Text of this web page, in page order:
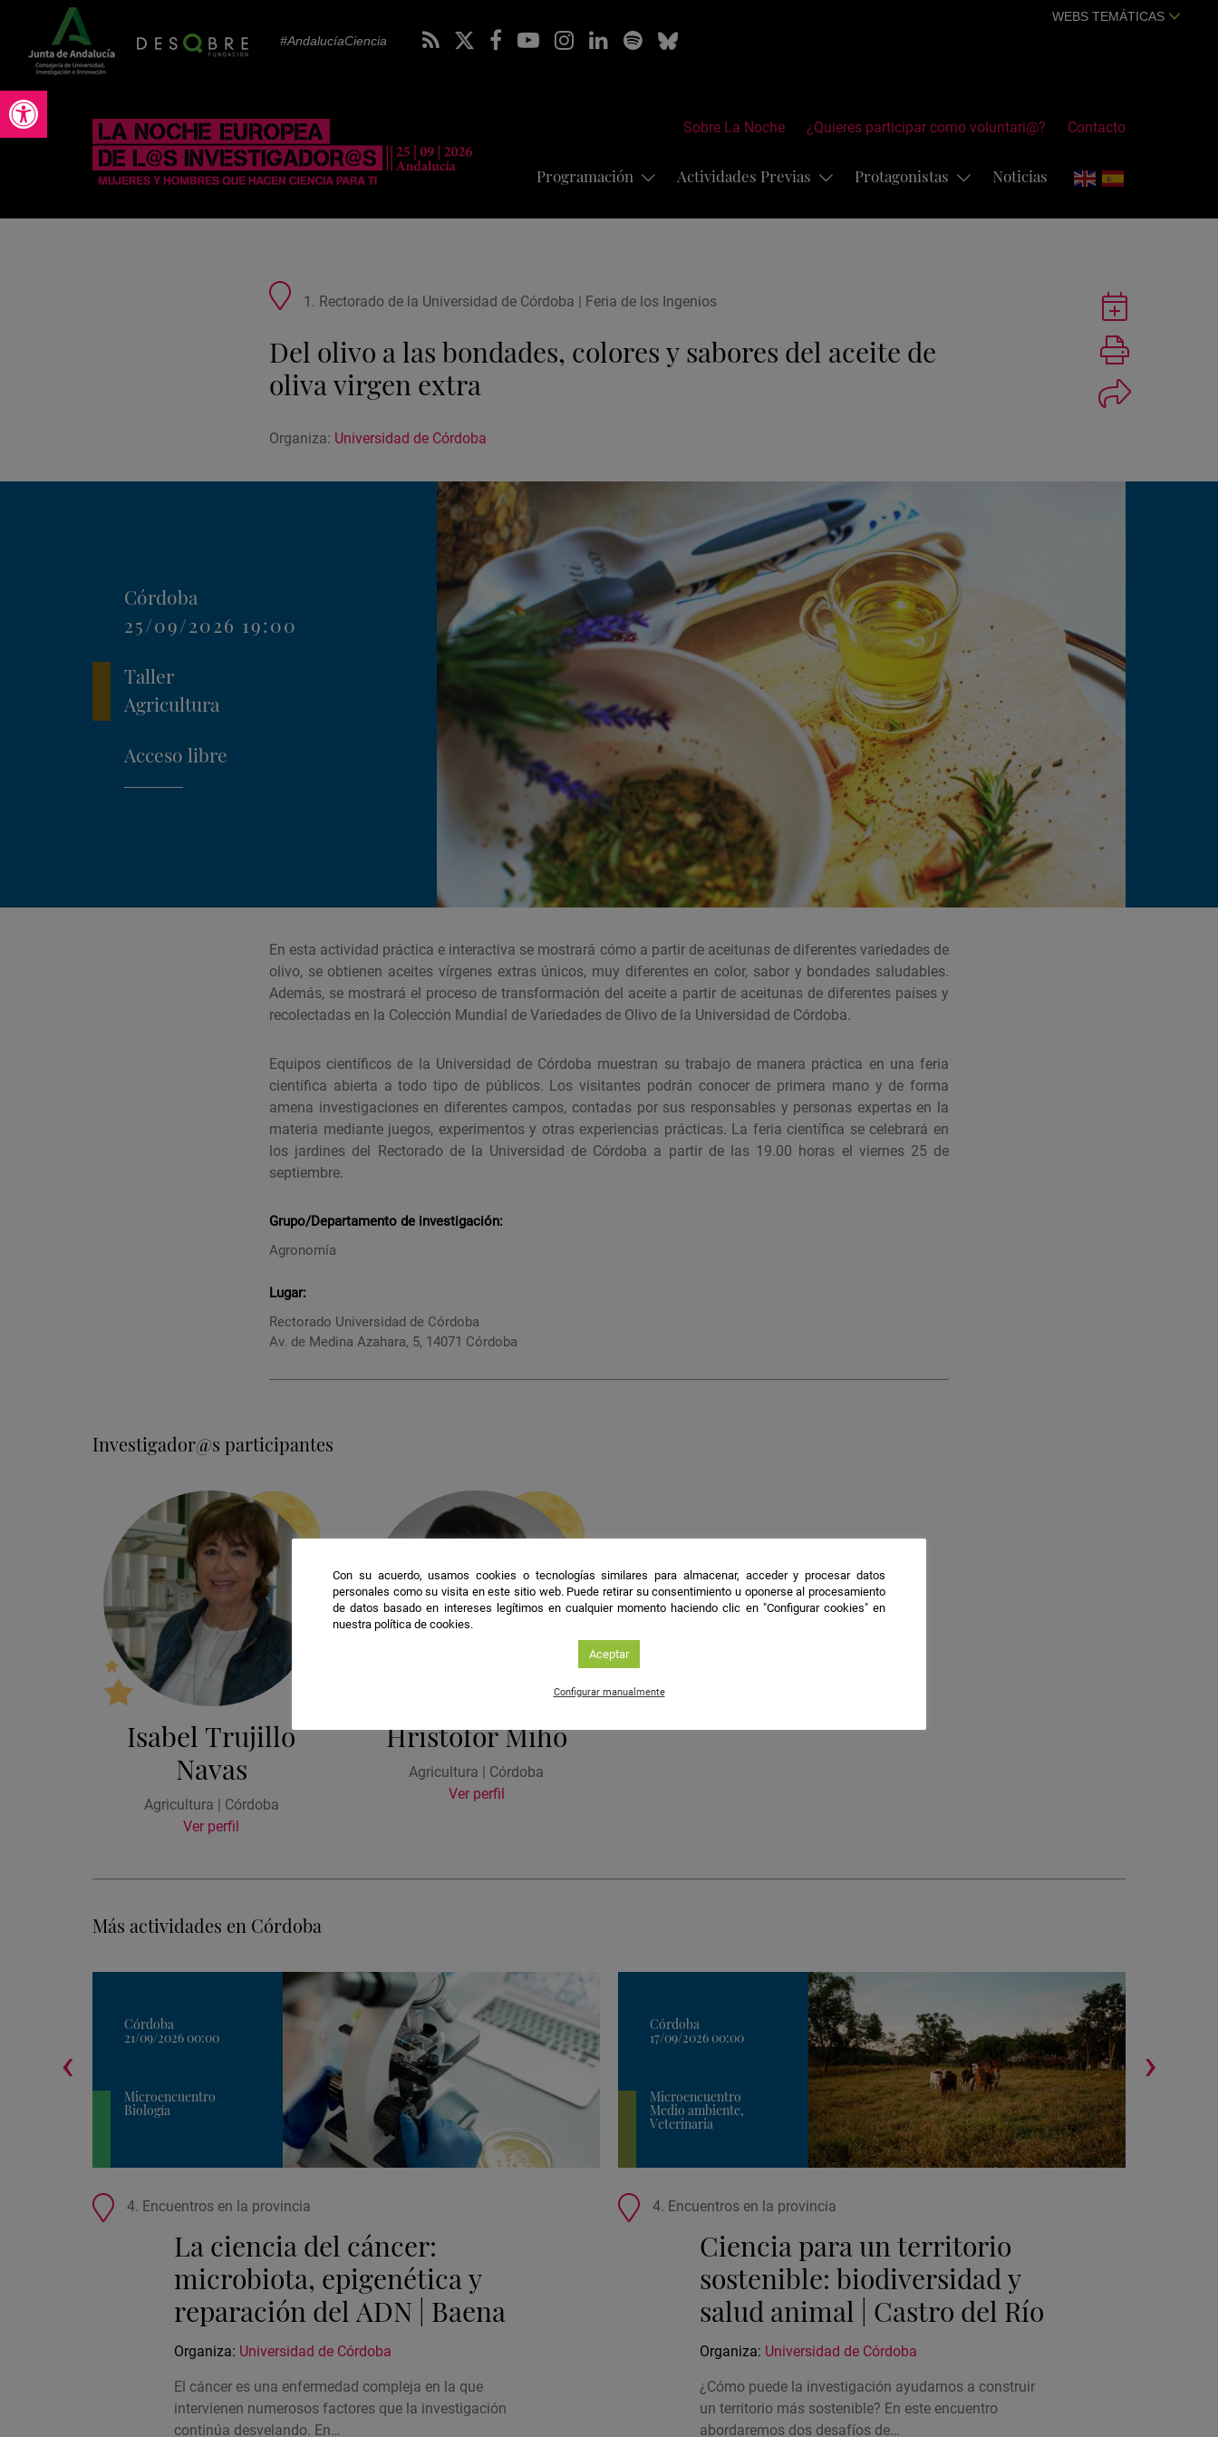
Abrir barra de herramientas
#AndalucíaCiencia
WEBS TEMÁTICAS
Sobre La Noche ¿Quieres participar como voluntari@? Contacto
Programación Actividades Previas Protagonistas Noticias
Guardar
actividad
Google
Calendar
de
actividad
1. Rectorado de la Universidad de Córdoba | Feria de los Ingenios
Del olivo a las bondades, colores y sabores del aceite de
oliva virgen extra
Organiza: Universidad de Córdoba
Córdoba
25/09/2026 19:00
Taller
Agricultura
Acceso libre
En esta actividad práctica e interactiva se mostrará cómo a partir de aceitunas de diferentes variedades de
olivo, se obtienen aceites vírgenes extras únicos, muy diferentes en color, sabor y bondades saludables.
Además, se mostrará el proceso de transformación del aceite a partir de aceitunas de diferentes países y
recolectadas en la Colección Mundial de Variedades de Olivo de la Universidad de Córdoba.
Equipos científicos de la Universidad de Córdoba muestran su trabajo de manera práctica en una feria
científica abierta a todo tipo de públicos. Los visitantes podrán conocer de primera mano y de forma
amena investigaciones en diferentes campos, contadas por sus responsables y personas expertas en la
materia mediante juegos, experimentos y otras experiencias prácticas. La feria científica se celebrará en
los jardines del Rectorado de la Universidad de Córdoba a partir de las 19.00 horas el viernes 25 de
septiembre.
Grupo/Departamento de investigación:
Agronomía
Lugar:
Rectorado Universidad de Córdoba
Av. de Medina Azahara, 5, 14071 Córdoba
Investigador@s participantes
Isabel Trujillo
Navas
Agricultura | Córdoba
Ver perfil
Hristofor Miho
Agricultura | Córdoba
Ver perfil
Más actividades en Córdoba
Córdoba
21/09/2026 00:00
Microencuentro
Biología
de
actividad
4. Encuentros en la provincia
La ciencia del cáncer:
microbiota, epigenética y
reparación del ADN | Baena
Organiza: Universidad de Córdoba
El cáncer es una enfermedad compleja en la que
intervienen numerosos factores que la investigación
continúa desvelando. En…
Córdoba
17/09/2026 00:00
Microencuentro
Medio ambiente,
Veterinaria
de
actividad
4. Encuentros en la provincia
Ciencia para un territorio
sostenible: biodiversidad y
salud animal | Castro del Río
Organiza: Universidad de Córdoba
¿Cómo puede la investigación ayudarnos a construir
un territorio más sostenible? En este encuentro
abordaremos dos desafíos de…
‹ ›
Con su acuerdo, usamos cookies o tecnologías similares para almacenar, acceder y procesar datos
personales como su visita en este sitio web. Puede retirar su consentimiento u oponerse al procesamiento
de datos basado en intereses legítimos en cualquier momento haciendo clic en "Configurar cookies" en
nuestra política de cookies.
Aceptar
Configurar manualmente